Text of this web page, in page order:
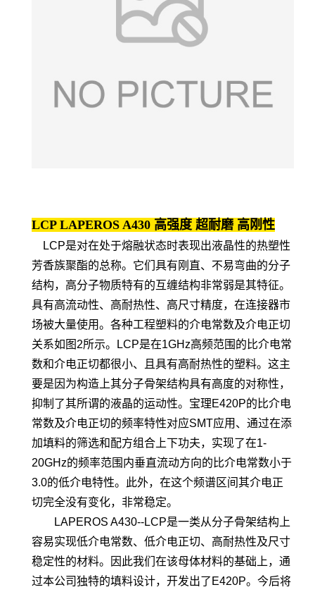
LCP LAPEROS A430 高强度 超耐磨 高刚性
LCP是对在处于熔融状态时表现出液晶性的热塑性
芳香族聚酯的总称。它们具有刚直、不易弯曲的分子
结构，高分子物质特有的互缠结构非常弱是其特征。
具有高流动性、高耐热性、高尺寸精度，在连接器市
场被大量使用。各种工程塑料的介电常数及介电正切
关系如图2所示。LCP是在1GHz高频范围的比介电常
数和介电正切都很小、且具有高耐热性的塑料。这主
要是因为构造上其分子骨架结构具有高度的对称性，
抑制了其所谓的液晶的运动性。宝理E420P的比介电
常数及介电正切的频率特性对应SMT应用、通过在添
加填料的筛选和配方组合上下功夫，实现了在1-
20GHz的频率范围内垂直流动方向的比介电常数小于
3.0的低介电特性。此外，在这个频谱区间其介电正
切完全没有变化，非常稳定。
LAPEROS A430--LCP是一类从分子骨架结构上
容易实现低介电常数、低介电正切、高耐热性及尺寸
稳定性的材料。因此我们在该母体材料的基础上，通
过本公司独特的填料设计，开发出了E420P。今后将